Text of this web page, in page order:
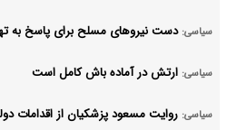
سیاسی: دست نیروهای مسلح برای پاسخ به
سیاسی: ارتش در آماده باش کامل است
سیاسی: روایت مسعود پزشکیان از